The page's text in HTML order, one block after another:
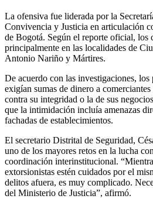
La ofensiva fue liderada por la
Convivencia y Justicia en articulación
de Bogotá. Según el reporte oficial, los
principalmente en las localidades de
Antonio Nariño y Mártires.
De acuerdo con las investigaciones, los
exigían sumas de dinero a
contra su integridad o la de sus
que la intimidación incluía amenazas
fachadas de establecimientos.
El secretario Distrital de Seguridad,
uno de los mayores retos en la lucha
coordinación interinstitucional.
extorsionistas estén cuidados por el
delitos afuera, es muy complicado.
del Ministerio de Justicia”, afirmó.